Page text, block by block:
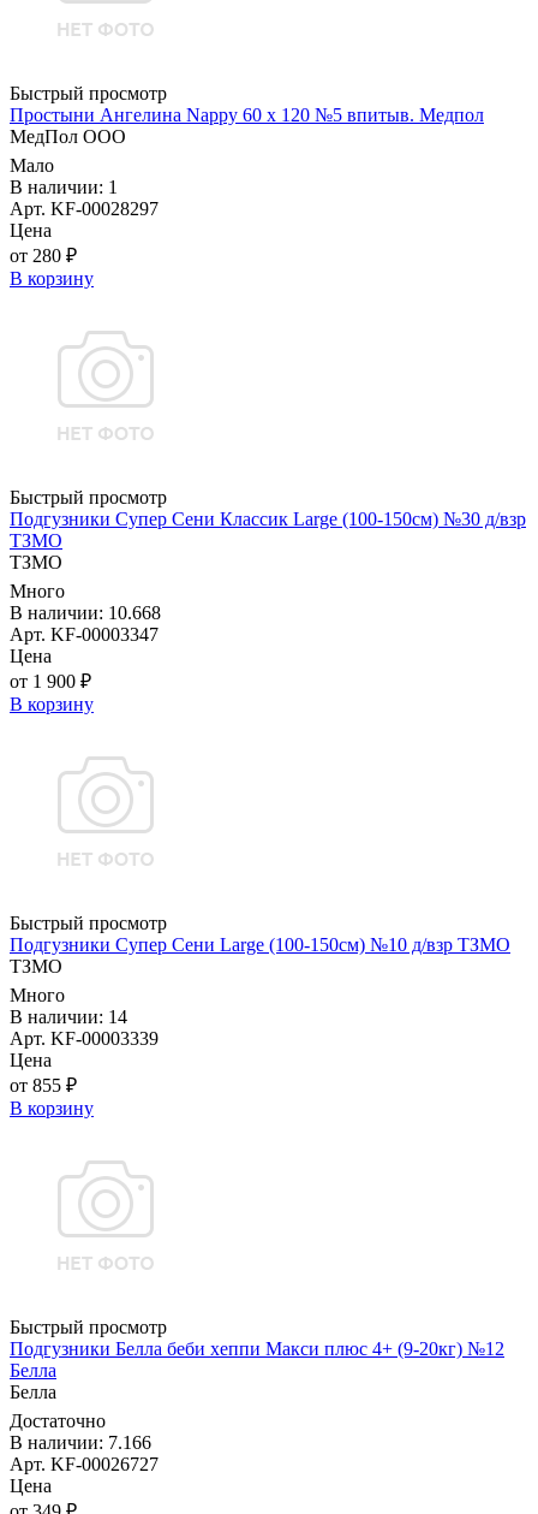
Быстрый просмотр
Простыни Ангелина Nappy 60 х 120 №5 впитыв. Медпол
МедПол ООО
Мало
В наличии: 1
Арт. KF-00028297
Цена
от 280 ₽
В корзину
Быстрый просмотр
Подгузники Супер Сени Классик Large (100-150см) №30 д/взр
ТЗМО
ТЗМО
Много
В наличии: 10.668
Арт. KF-00003347
Цена
от 1 900 ₽
В корзину
Быстрый просмотр
Подгузники Супер Сени Large (100-150см) №10 д/взр ТЗМО
ТЗМО
Много
В наличии: 14
Арт. KF-00003339
Цена
от 855 ₽
В корзину
Быстрый просмотр
Подгузники Белла беби хеппи Макси плюс 4+ (9-20кг) №12
Белла
Белла
Достаточно
В наличии: 7.166
Арт. KF-00026727
Цена